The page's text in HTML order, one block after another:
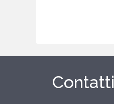
Contatti